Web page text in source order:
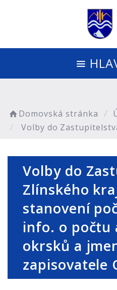
Domovská stránka
Volby do
Volby do
Zlínského
stanovení
info. o počtu
okrsků a
zapisovatele